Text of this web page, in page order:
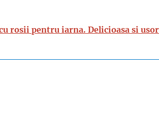
rosii pentru iarna. Delicioasa si usor